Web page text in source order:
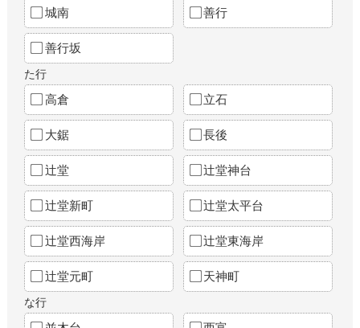
城南 善行
善行坂
た行
高倉 立石
大鋸 長後
辻堂 辻堂神台
辻堂新町 辻堂太平台
辻堂西海岸 辻堂東海岸
辻堂元町 天神町
な行